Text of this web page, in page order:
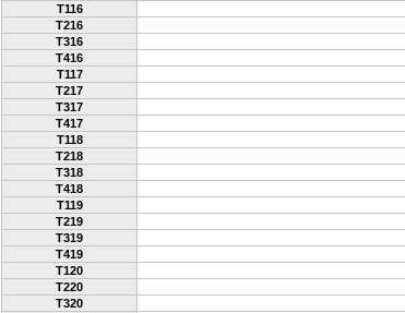
T116
T216
T316
T416
T117
T217
T317
T417
T118
T218
T318
T418
T119
T219
T319
T419
T120
T220
T320